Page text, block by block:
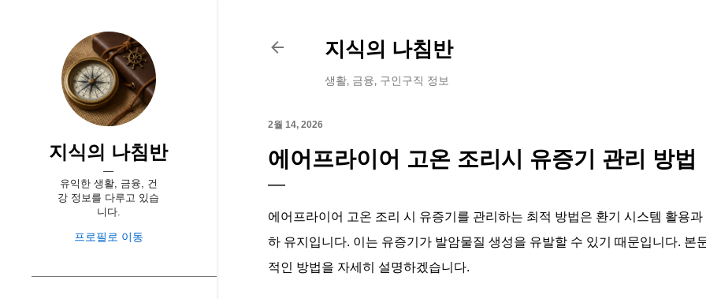
지식의 나침반
생활, 금융, 구인구직 정보
2월 14, 2026
에어프라이어 고온 조리시 유증기 관리 방법
에어프라이어 고온 조리 시 유증기를 관리하는 최적 방법은 환기 시스템 활용과
하 유지입니다. 이는 유증기가 발암물질 생성을 유발할 수 있기 때문입니다. 본
적인 방법을 자세히 설명하겠습니다.
지식의 나침반
유익한 생활, 금융, 건
강 정보를 다루고 있습
니다.
프로필로 이동